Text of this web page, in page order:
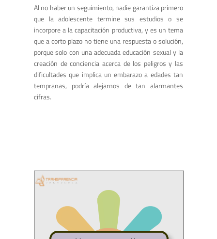
Al no haber un seguimiento, nadie garantiza primero
que la adolescente termine sus estudios o se
incorpore a la capacitación productiva, y es un tema
que a corto plazo no tiene una respuesta o solución,
porque solo con una adecuada educación sexual y la
creación de conciencia acerca de los peligros y las
dificultades que implica un embarazo a edades tan
tempranas, podría alejarnos de tan alarmantes
cifras.